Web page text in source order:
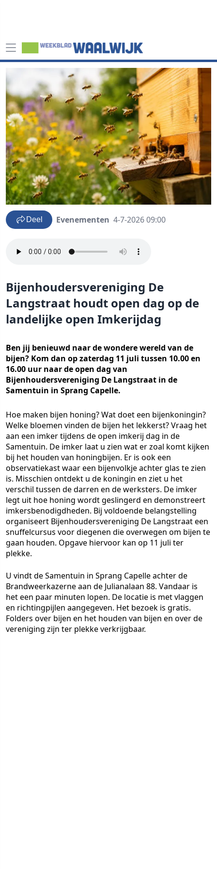
Deel Evenementen 4-7-2026 09:00
Bijenhoudersvereniging De
Langstraat houdt open dag op de
landelijke open Imkerijdag
Ben jij benieuwd naar de wondere wereld van de
bijen? Kom dan op zaterdag 11 juli tussen 10.00 en
16.00 uur naar de open dag van
Bijenhoudersvereniging De Langstraat in de
Samentuin in Sprang Capelle.
Hoe maken bijen honing? Wat doet een bijenkoningin?
Welke bloemen vinden de bijen het lekkerst? Vraag het
aan een imker tijdens de open imkerij dag in de
Samentuin. De imker laat u zien wat er zoal komt kijken
bij het houden van honingbijen. Er is ook een
observatiekast waar een bijenvolkje achter glas te zien
is. Misschien ontdekt u de koningin en ziet u het
verschil tussen de darren en de werksters. De imker
legt uit hoe honing wordt geslingerd en demonstreert
imkersbenodigdheden. Bij voldoende belangstelling
organiseert Bijenhoudersvereniging De Langstraat een
snuffelcursus voor diegenen die overwegen om bijen te
gaan houden. Opgave hiervoor kan op 11 juli ter
plekke.
U vindt de Samentuin in Sprang Capelle achter de
Brandweerkazerne aan de Julianalaan 88. Vandaar is
het een paar minuten lopen. De locatie is met vlaggen
en richtingpijlen aangegeven. Het bezoek is gratis.
Folders over bijen en het houden van bijen en over de
vereniging zijn ter plekke verkrijgbaar.